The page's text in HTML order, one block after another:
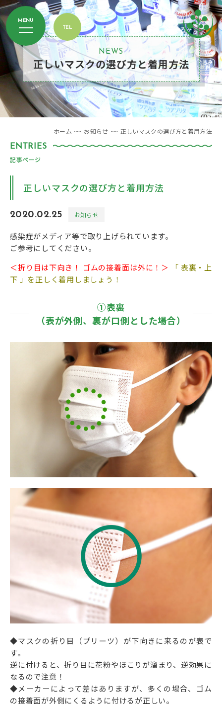
NEWS
正しいマスクの選び方と着用方法
ホーム お知らせ 正しいマスクの選び方と着用方法
記事ページ
正しいマスクの選び方と着用方法
2020.02.25 お知らせ
感染症がメディア等で取り上げられています。
ご参考にしてください。
＜折り目は下向き！ ゴムの接着面は外に！＞
「 表裏・上
下 」を正しく着用しましょう！
①表裏
（表が外側、裏が口側とした場合）
◆マスクの折り目（プリーツ）が下向きに来るのが表で
す。
逆に付けると、折り目に花粉やほこりが溜まり、逆効果に
なるので注意！
◆メーカーによって差はありますが、多くの場合、ゴム
の接着面が外側にくるように付けるが正しい。